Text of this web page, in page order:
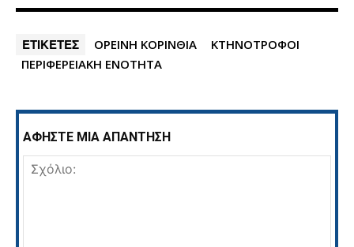
ΕΤΙΚΕΤΕΣ ΟΡΕΙΝΗ ΚΟΡΙΝΘΙΑ
ΚΤΗΝΟΤΡΟΦΟΙ
ΠΕΡΙΦΕΡΕΙΑΚΗ ΕΝΟΤΗΤΑ
ΑΦΗΣΤΕ ΜΙΑ ΑΠΑΝΤΗΣΗ